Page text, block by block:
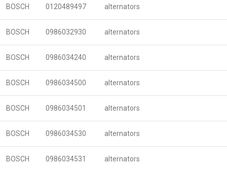
BOSCH 0120489497 alternators
BOSCH 0986032930 alternators
BOSCH 0986034240 alternators
BOSCH 0986034500 alternators
BOSCH 0986034501 alternators
BOSCH 0986034530 alternators
BOSCH 0986034531 alternators